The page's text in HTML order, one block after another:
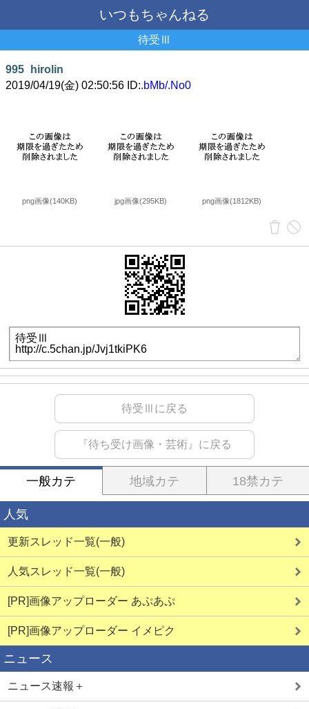
いつもちゃんねる
待受Ⅲ
995
hirolin
2019/04/19(金) 02:50:56 ID:.bMb/.No0
png画像(140KB) jpg画像(295KB) png画像(1812KB)
待受Ⅲに戻る
『待ち受け画像・芸術』に戻る
一般カテ 地域カテ 18禁カテ
人気
更新スレッド一覧(一般)
人気スレッド一覧(一般)
[PR]画像アップローダー あぷあぷ
[PR]画像アップローダー イメピク
ニュース
ニュース速報＋